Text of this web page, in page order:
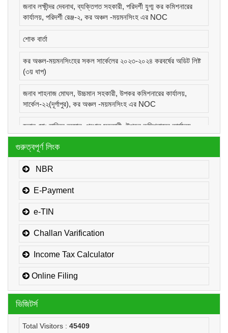
জনাব লক্ষীন্দর দেবনাথ, ব্যক্তিগত সহকারী, পরিদর্শী যুগ্ম কর কমিশনারের
কার্যালয়, পরিদর্শী রেঞ্জ-২, কর অঞ্চল -ময়মনসিংহ এর NOC
শোক বার্তা
কর অঞ্চল-ময়মনসিংহের সকল সার্কেলের ২০২৩-২০২৪ করবর্ষের অডিট লিষ্ট
(৩য় ধাপ)
জনাব শাহনাজ মোঘল, উচ্চমান সহকারী, উপকর কমিশনারের কার্যালয়,
সার্কেল-২২(দূর্গাপুর), কর অঞ্চল -ময়মনসিংহ এর NOC
জনাব মোঃ হাবিবুর রহমান, প্রধান সহকারী, উপকর কমিশনারের কার্যালয়,
সার্কেল-১(কোম্পানীজ), কর অঞ্চল -ময়মনসিংহ এর NOC
জনাব মোঃ মোরাদুজ্জামান, সাঁট মুদ্রাক্ষরিক কাম-কম্পিউটার অপারেটর, উপকর
কমিশনারের কার্যালয়, সার্কেল-১(কোম্পানীজ), কর অঞ্চল -ময়মনসিংহ এর
গুরুত্বপূর্ণ লিংক
NBR
E-Payment
e-TIN
Challan Varification
Income Tax Calculator
Online Filing
ভিজিটর্স
Total Visitors : 45409